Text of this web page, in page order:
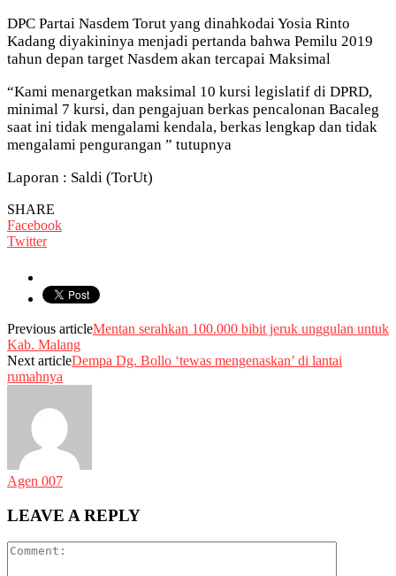
DPC Partai Nasdem Torut yang dinahkodai Yosia Rinto
Kadang diyakininya menjadi pertanda bahwa Pemilu 2019
tahun depan target Nasdem akan tercapai Maksimal
“Kami menargetkan maksimal 10 kursi legislatif di DPRD,
minimal 7 kursi, dan pengajuan berkas pencalonan Bacaleg
saat ini tidak mengalami kendala, berkas lengkap dan tidak
mengalami pengurangan ” tutupnya
Laporan : Saldi (TorUt)
SHARE
Facebook
Twitter
Previous articleMentan serahkan 100.000 bibit jeruk unggulan untuk
Kab. Malang
Next articleDempa Dg. Bollo ‘tewas mengenaskan’ di lantai
rumahnya
Agen 007
LEAVE A REPLY